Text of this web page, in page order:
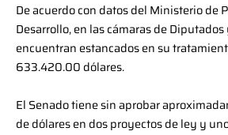
De acuerdo con datos del Ministerio de
Desarrollo, en las cámaras de
encuentran estancados en su
633.420.00 dólares.
El Senado tiene sin aprobar
de dólares en dos proyectos de ley y